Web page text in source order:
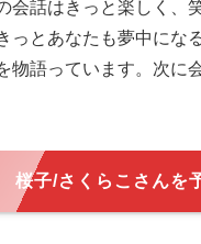
会話はきっと楽しく、
っとあなたも夢中にな
物語っています。次に
桜子/さくらこさんを